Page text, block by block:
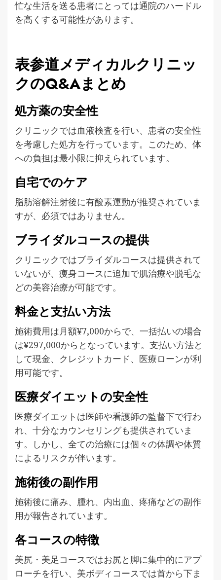
忙な生活を送る患者にとっては通院のハードル
を高くする可能性があります。
表参道メディカルクリニッ
クのQ&Aまとめ
処方薬の安全性
クリニックでは血液検査を行い、患者の安全性
を考慮した処方を行っています。このため、体
への負担は最小限に抑えられています。
自宅でのケア
脂肪溶解注射後に有酸素運動が推奨されていま
すが、必須ではありません。
ブライダルコースの提供
クリニックではブライダルコースは提供されて
いないが、痩身コースに追加で肌治療や脱毛な
どの美容治療が可能です。
料金と支払い方法
施術費用は月額¥7,000からで、一括払いの場合
は¥297,000からとなっています。支払い方法と
して現金、クレジットカード、医療ローンが利
用可能です。
医療ダイエットの安全性
医療ダイエットは医師や看護師の監督下で行わ
れ、十分なカウンセリングも提供されていま
す。しかし、全ての治療には個々の体調や体質
によるリスクが伴います。
施術後の副作用
施術後に痛み、腫れ、内出血、疼痛などの副作
用が報告されています。
各コースの特徴
美尻・美足コースではお尻と脚に集中的にアプ
ローチを行い、美ボディコースでは首から下ま